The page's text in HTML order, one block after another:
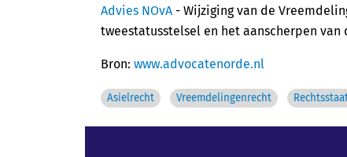
Advies NOvA - Wijziging van de
tweestatusstelsel en het aanscherpen
Bron: www.advocatenorde.nl
Asielrecht Vreemdelingenrecht